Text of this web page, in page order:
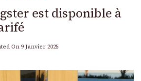
est disponible à
On9 Janvier 2025